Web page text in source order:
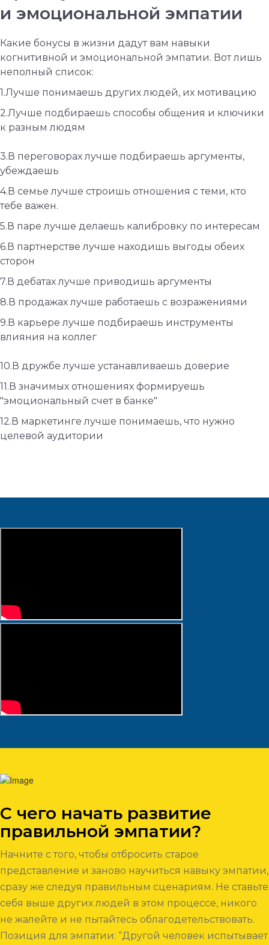
и эмоциональной эмпатии
Какие бонусы в жизни дадут вам навыки
когнитивной и эмоциональной эмпатии. Вот лишь
неполный список:
1.Лучше понимаешь других людей, их мотивацию
2.Лучше подбираешь способы общения и ключики
к разным людям
3.В переговорах лучше подбираешь аргументы,
убеждаешь
4.В семье лучше строишь отношения с теми, кто
тебе важен.
5.В паре лучше делаешь калибровку по интересам
6.В партнерстве лучше находишь выгоды обеих
сторон
7.В дебатах лучше приводишь аргументы
8.В продажах лучше работаешь с возражениями
9.В карьере лучше подбираешь инструменты
влияния на коллег
10.В дружбе лучше устанавливаешь доверие
11.В значимых отношениях формируешь
"эмоциональный счет в банке"
12.В маркетинге лучше понимаешь, что нужно
целевой аудитории
С чего начать развитие
правильной эмпатии?
Начните с того, чтобы отбросить старое
представление и заново научиться навыку эмпатии,
сразу же следуя правильным сценариям. Не ставьте
себя выше других людей в этом процессе, никого
не жалейте и не пытайтесь облагодетельствовать.
Позиция для эмпатии: “Другой человек испытывает